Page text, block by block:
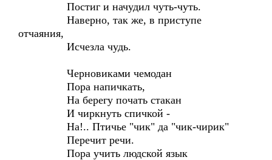
Постиг и начудил чуть-чуть.
Наверно, так же, в приступе
отчаяния,
Исчезла чудь.
Черновиками чемодан
Пора напичкать,
На берегу почать стакан
И чиркнуть спичкой -
На!.. Птичье "чик" да "чик-чирик"
Перечит речи.
Пора учить людской язык